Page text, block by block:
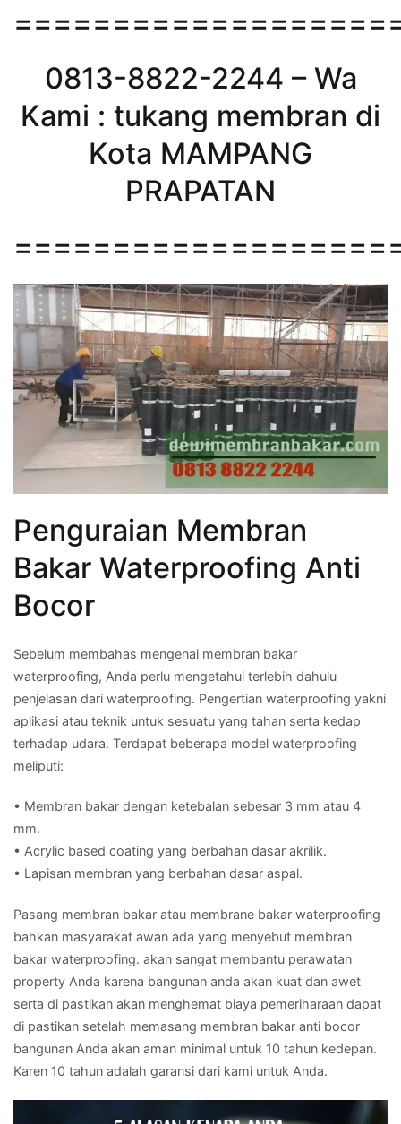
0813-8822-2244 – Wa
Kami : tukang membran di
Kota MAMPANG
PRAPATAN
Penguraian Membran
Bakar Waterproofing Anti
Bocor
Sebelum membahas mengenai membran bakar
waterproofing, Anda perlu mengetahui terlebih dahulu
penjelasan dari waterproofing. Pengertian waterproofing yakni
aplikasi atau teknik untuk sesuatu yang tahan serta kedap
terhadap udara. Terdapat beberapa model waterproofing
meliputi:
• Membran bakar dengan ketebalan sebesar 3 mm atau 4
mm.
• Acrylic based coating yang berbahan dasar akrilik.
• Lapisan membran yang berbahan dasar aspal.
Pasang membran bakar atau membrane bakar waterproofing
bahkan masyarakat awan ada yang menyebut membran
bakar waterproofing. akan sangat membantu perawatan
property Anda karena bangunan anda akan kuat dan awet
serta di pastikan akan menghemat biaya pemeriharaan dapat
di pastikan setelah memasang membran bakar anti bocor
bangunan Anda akan aman minimal untuk 10 tahun kedepan.
Karen 10 tahun adalah garansi dari kami untuk Anda.